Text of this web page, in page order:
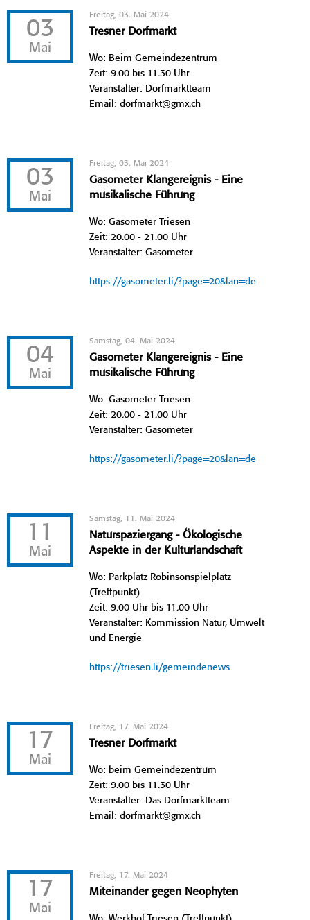
03
Mai
Freitag, 03. Mai 2024
Tresner Dorfmarkt
Wo: Beim Gemeindezentrum
Zeit: 9.00 bis 11.30 Uhr
Veranstalter: Dorfmarktteam
Email: dorfmarkt@gmx.ch
03
Mai
Freitag, 03. Mai 2024
Gasometer Klangereignis - Eine
musikalische Führung
Wo: Gasometer Triesen
Zeit: 20.00 - 21.00 Uhr
Veranstalter: Gasometer
https://gasometer.li/?page=20&lan=de
04
Mai
Samstag, 04. Mai 2024
Gasometer Klangereignis - Eine
musikalische Führung
Wo: Gasometer Triesen
Zeit: 20.00 - 21.00 Uhr
Veranstalter: Gasometer
https://gasometer.li/?page=20&lan=de
11
Mai
Samstag, 11. Mai 2024
Naturspaziergang - Ökologische
Aspekte in der Kulturlandschaft
Wo: Parkplatz Robinsonspielplatz
(Treffpunkt)
Zeit: 9.00 Uhr bis 11.00 Uhr
Veranstalter: Kommission Natur, Umwelt
und Energie
https://triesen.li/gemeindenews
17
Mai
Freitag, 17. Mai 2024
Tresner Dorfmarkt
Wo: beim Gemeindezentrum
Zeit: 9.00 bis 11.30 Uhr
Veranstalter: Das Dorfmarktteam
Email: dorfmarkt@gmx.ch
17
Mai
Freitag, 17. Mai 2024
Miteinander gegen Neophyten